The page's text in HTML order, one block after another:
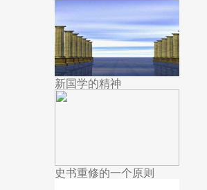
新国学的精神
史书重修的一个原则